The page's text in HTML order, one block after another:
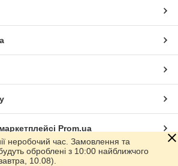
Prom.ua
неробочий час. Замовлення та
оброблені з 10:00 найближчого
10.08).